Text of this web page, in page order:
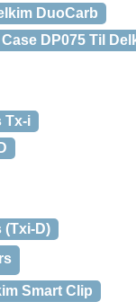
DuoCarb
DP075 Til
Tx-i
(Txi-D)
Smart Clip